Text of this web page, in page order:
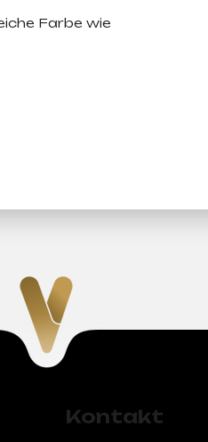
Farbe wie
Kontakt